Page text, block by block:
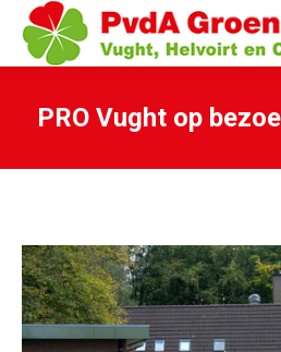
PRO Vught op